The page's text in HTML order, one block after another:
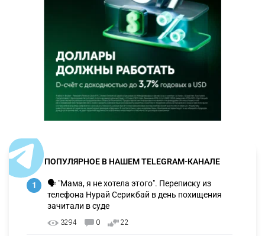
ПОПУЛЯРНОЕ В НАШЕМ TELEGRAM-КАНАЛЕ
1
🗣 "Мама, я не хотела этого". Переписку из
телефона Нурай Серикбай в день похищения
зачитали в суде
3294 0 22